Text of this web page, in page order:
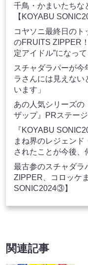
千鳥・かまいたちな
【KOYABU
コヤソニ最終日の
のFRUITS ZIPPER
定アイドル”になっ
スチャダラパーが
ラさんには見えない
います」
あの人気シリーズの
ザップ』PRステー
『KOYABU
まね界のレジェン
されたことが今後、
最古参のスチャダラ
ZIPPER、コロッケ
SONIC2024③】
関連記事